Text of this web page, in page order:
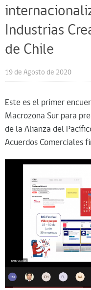
Industrias
de Chile
19 de Agosto de 2020
Este es el primer
Macrozona Sur para
de la Alianza del
Acuerdos Comerciales